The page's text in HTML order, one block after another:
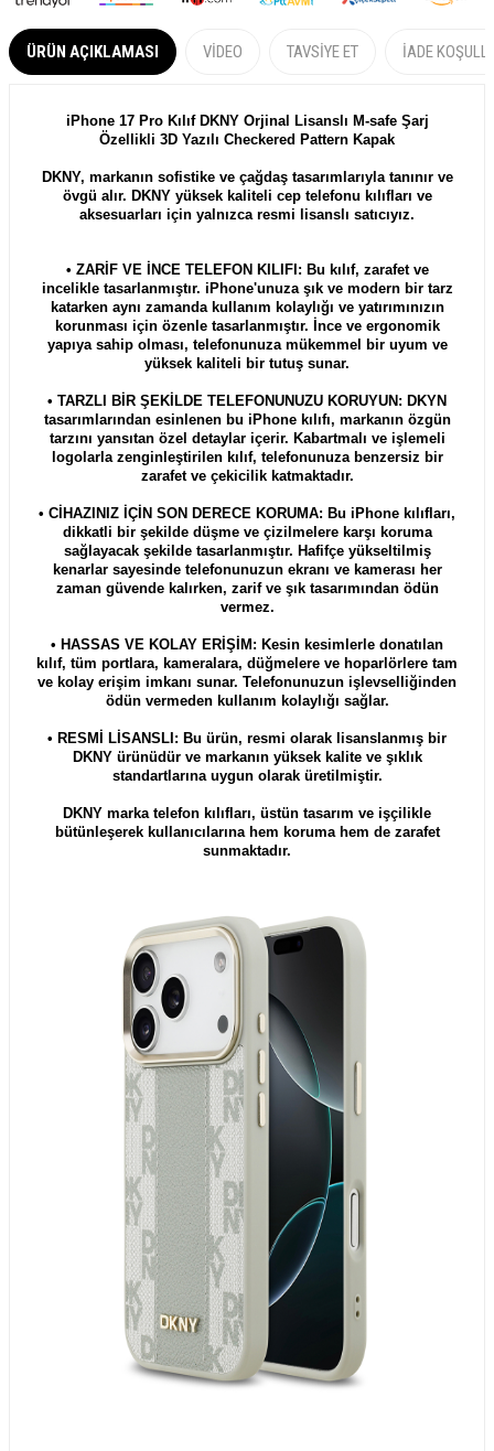
ÜRÜN AÇIKLAMASI VIDEO TAVSIYE ET İADE
iPhone 17 Pro Kılıf DKNY Orjinal Lisanslı M-safe Şarj
Özellikli 3D Yazılı Checkered Pattern Kapak
DKNY, markanın sofistike ve çağdaş tasarımlarıyla tanınır ve
övgü alır. DKNYyüksek kaliteli cep telefonu kılıfları ve
aksesuarları için yalnızca resmi lisanslı satıcıyız.
• ZARİF VE İNCE TELEFON KILIFI: Bu kılıf, zarafet ve
incelikle tasarlanmıştır. iPhone'unuza şık ve modern bir tarz
katarken aynı zamanda kullanım kolaylığı ve yatırımınızın
korunması için özenle tasarlanmıştır. İnce ve ergonomik
yapıya sahip olması, telefonunuza mükemmel bir uyum ve
yüksek kaliteli bir tutuş sunar.
• TARZLI BİR ŞEKİLDE TELEFONUNUZU KORUYUN: DKYN
tasarımlarından esinlenen bu iPhone kılıfı, markanın özgün
tarzını yansıtan özel detaylar içerir. Kabartmalı ve işlemeli
logolarla zenginleştirilen kılıf, telefonunuza benzersiz bir
zarafet ve çekicilik katmaktadır.
• CİHAZINIZ İÇİN SON DERECE KORUMA: Bu iPhone kılıfları,
dikkatli bir şekilde düşme ve çizilmelere karşı koruma
sağlayacak şekilde tasarlanmıştır. Hafifçe yükseltilmiş
kenarlar sayesinde telefonunuzun ekranı ve kamerası her
zaman güvende kalırken, zarif ve şık tasarımından ödün
vermez.
• HASSAS VE KOLAY ERİŞİM: Kesin kesimlerle donatılan
kılıf, tüm portlara, kameralara, düğmelere ve hoparlörlere tam
ve kolay erişim imkanı sunar. Telefonunuzun işlevselliğinden
ödün vermeden kullanım kolaylığı sağlar.
• RESMİ LİSANSLI: Bu ürün, resmi olarak lisanslanmış bir
DKNY ürünüdür ve markanın yüksek kalite ve şıklık
standartlarına uygun olarak üretilmiştir.
DKNY marka telefon kılıfları, üstün tasarım ve işçilikle
bütünleşerek kullanıcılarına hem koruma hem de zarafet
sunmaktadır.